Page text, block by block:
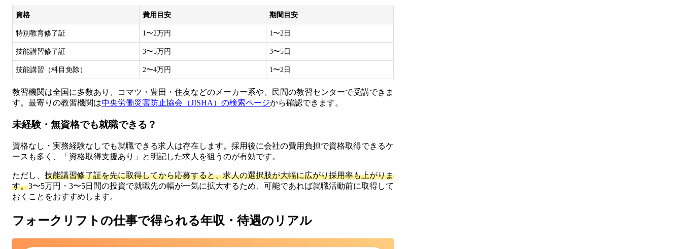
資格 費用目安 期間目安
特別教育修了証 1〜2万円 1〜2日
技能講習修了証 3〜5万円 3〜5日
技能講習（科目免除） 2〜4万円 1〜2日
教習機関は全国に多数あり、コマツ・豊田・住友などのメーカー系や、民間の教習センターで受講できま
す。最寄りの教習機関は中央労働災害防止協会（JISHA）の検索ページから確認できます。
未経験・無資格でも就職できる？
資格なし・実務経験なしでも就職できる求人は存在します。採用後に会社の費用負担で資格取得できるケ
ースも多く、「資格取得支援あり」と明記した求人を狙うのが有効です。
ただし、 技能講習修了証を先に取得してから応募すると、求人の選択肢が大幅に広がり採用率も上がりま
す。3〜5万円・3〜5日間の投資で就職先の幅が一気に拡大するため、可能であれば就職活動前に取得して
おくことをおすすめします。
フォークリフトの仕事で得られる年収・待遇のリアル